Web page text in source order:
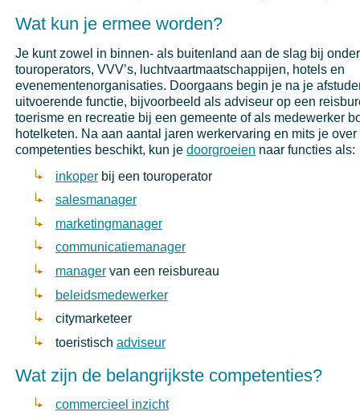
Wat kun je ermee worden?
Je kunt zowel in binnen- als buitenland aan de slag bij
touroperators, VVV’s, luchtvaartmaatschappijen, hotels en
evenementenorganisaties. Doorgaans begin je na je
uitvoerende functie, bijvoorbeeld als adviseur op een
toerisme en recreatie bij een gemeente of als medewerker
hotelketen. Na aan aantal jaren werkervaring en mits je
competenties beschikt, kun jedoorgroeien naar functies als:
inkoperbij een touroperator
salesmanager
marketingmanager
communicatiemanager
managervan een reisbureau
beleidsmedewerker
citymarketeer
toeristisch adviseur
Wat zijn de belangrijkste competenties?
commercieel inzicht